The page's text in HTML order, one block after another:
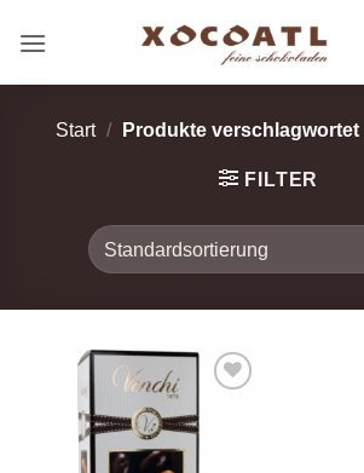
Inhalt
Start / Produkte verschlagwortet
FILTER
Wunschliste